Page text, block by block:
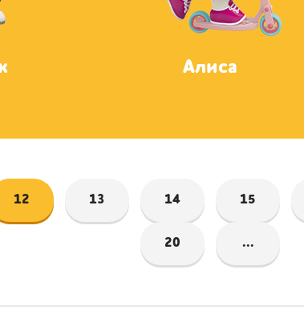
Алиса
12 13 14 15
20 ...